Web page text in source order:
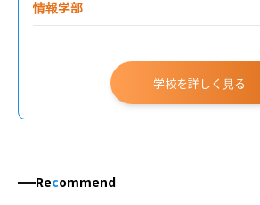
情報学部
学校を詳しく見る
Recommend